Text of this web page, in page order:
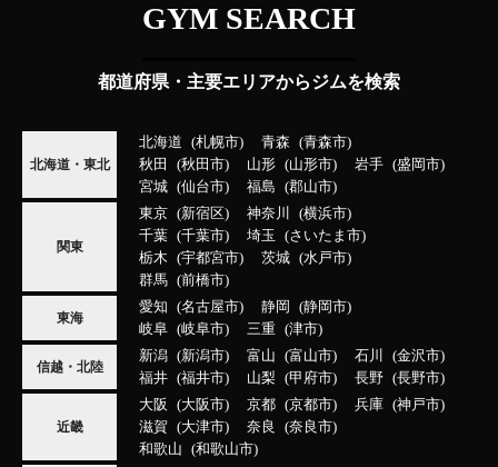
GYM SEARCH
都道府県・主要エリアからジムを検索
北海道・東北
北海道 札幌市 青森
青森市
秋田
秋田市 山形 山形市 岩手
盛岡市
宮城
仙台市 福島 郡山市
関東
東京 新宿区 神奈川
横浜市
千葉
千葉市 埼玉
さいたま市
栃木
宇都宮市 茨城
水戸市
群馬
前橋市
東海
愛知 名古屋市 静岡
静岡市
岐阜
岐阜市 三重 津市
信越・北陸
新潟 新潟市 富山 富山市 石川
金沢市
福井
福井市 山梨 甲府市 長野 長野市
近畿
大阪 大阪市 京都 京都市 兵庫
神戸市
滋賀
大津市 奈良
奈良市
和歌山
和歌山市